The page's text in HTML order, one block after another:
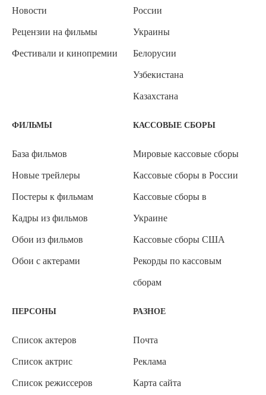
Новости
Рецензии на фильмы
Фестивали и кинопремии
России
Украины
Белорусии
Узбекистана
Казахстана
ФИЛЬМЫ
База фильмов
Новые трейлеры
Постеры к фильмам
Кадры из фильмов
Обои из фильмов
Обои с актерами
КАССОВЫЕ СБОРЫ
Мировые кассовые сборы
Кассовые сборы в России
Кассовые сборы в
Украине
Кассовые сборы США
Рекорды по кассовым
сборам
ПЕРСОНЫ
Список актеров
Список актрис
Список режиссеров
РАЗНОЕ
Почта
Реклама
Карта сайта